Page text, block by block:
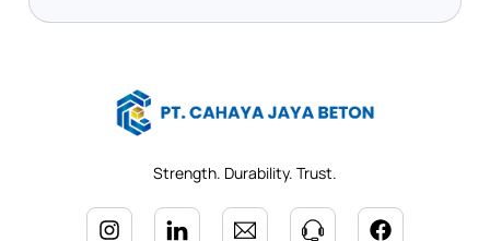
Strength. Durability. Trust.